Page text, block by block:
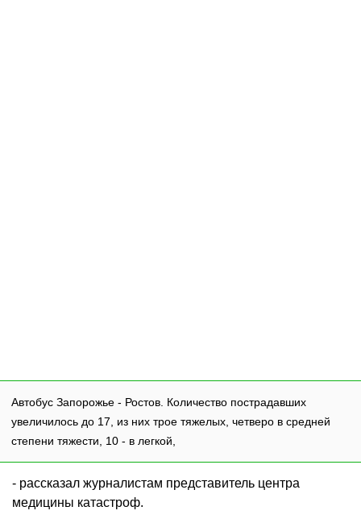
Автобус Запорожье - Ростов. Количество пострадавших
увеличилось до 17, из них трое тяжелых, четверо в средней
степени тяжести, 10 - в легкой,
- рассказал журналистам представитель центра
медицины катастроф.